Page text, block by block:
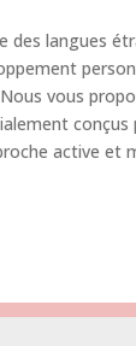
des langues
vous
conçus
active et